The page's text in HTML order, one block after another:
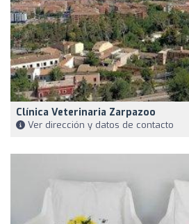
Clínica Veterinaria Zarpazoo
Ver dirección y datos de contacto